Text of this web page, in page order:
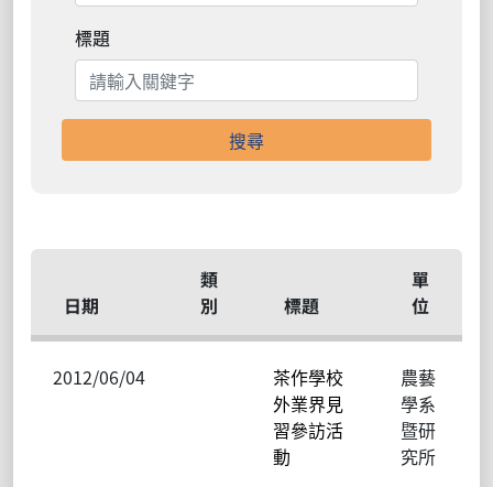
標題
搜尋
日期
類
別
標題
單
位
2012/06/04
茶作學校
外業界見
習參訪活
動
農藝
學系
暨研
究所